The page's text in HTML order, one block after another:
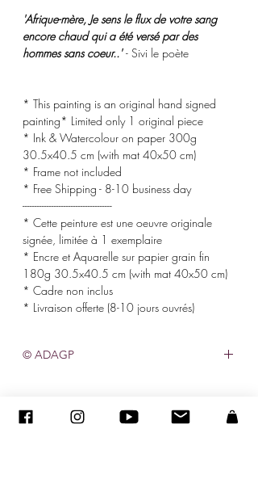
'Afrique-mère, Je sens le flux de votre sang
encore chaud qui a été versé par des
hommes sans coeur..'- Sivi le poète
* This painting is an original hand signed
painting* Limited only 1 original piece
* Ink & Watercolour on paper 300g
30.5x40.5 cm (with mat 40x50 cm)
* Frame not included
* Free Shipping - 8-10 business day
-------------------------------------
* Cette peinture est une oeuvre originale
signée, limitée à 1 exemplaire
* Encre et Aquarelle sur papier grain fin
180g 30.5x40.5 cm (with mat 40x50 cm)
* Cadre non inclus
* Livraison offerte (8-10 jours ouvrés)
© ADAGP